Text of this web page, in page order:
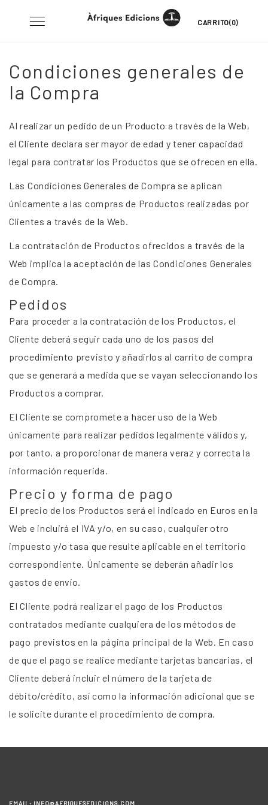
Toggle
CARRITO(0)
Condiciones generales de
la Compra
Al realizar un pedido de un Producto a través de la Web,
el Cliente declara ser mayor de edad y tener capacidad
legal para contratar los Productos que se ofrecen en ella.
Las Condiciones Generales de Compra se aplican
únicamente a las compras de Productos realizadas por
Clientes a través de la Web.
La contratación de Productos ofrecidos a través de la
Web implica la aceptación de las Condiciones Generales
de Compra.
Pedidos
Para proceder a la contratación de los Productos, el
Cliente deberá seguir cada uno de los pasos del
procedimiento previsto y añadirlos al carrito de compra
que se generará a medida que se vayan seleccionando los
Productos a comprar.
El Cliente se compromete a hacer uso de la Web
únicamente para realizar pedidos legalmente válidos y,
por tanto, a proporcionar de manera veraz y correcta la
información requerida.
Precio y forma de pago
El precio de los Productos será el indicado en Euros en la
Web e incluirá el IVA y/o, en su caso, cualquier otro
impuesto y/o tasa que resulte aplicable en el territorio
correspondiente. Únicamente se deberán añadir los
gastos de envío.
El Cliente podrá realizar el pago de los Productos
contratados mediante cualquiera de los métodos de
pago previstos en la página principal de la Web. En caso
de que el pago se realice mediante tarjetas bancarias, el
Cliente deberá incluir el número de la tarjeta de
débito/crédito, así como la información adicional que se
le solicite durante el procedimiento de compra.
EMAIL: INFO@AFRIQUESEDICIONS.COM